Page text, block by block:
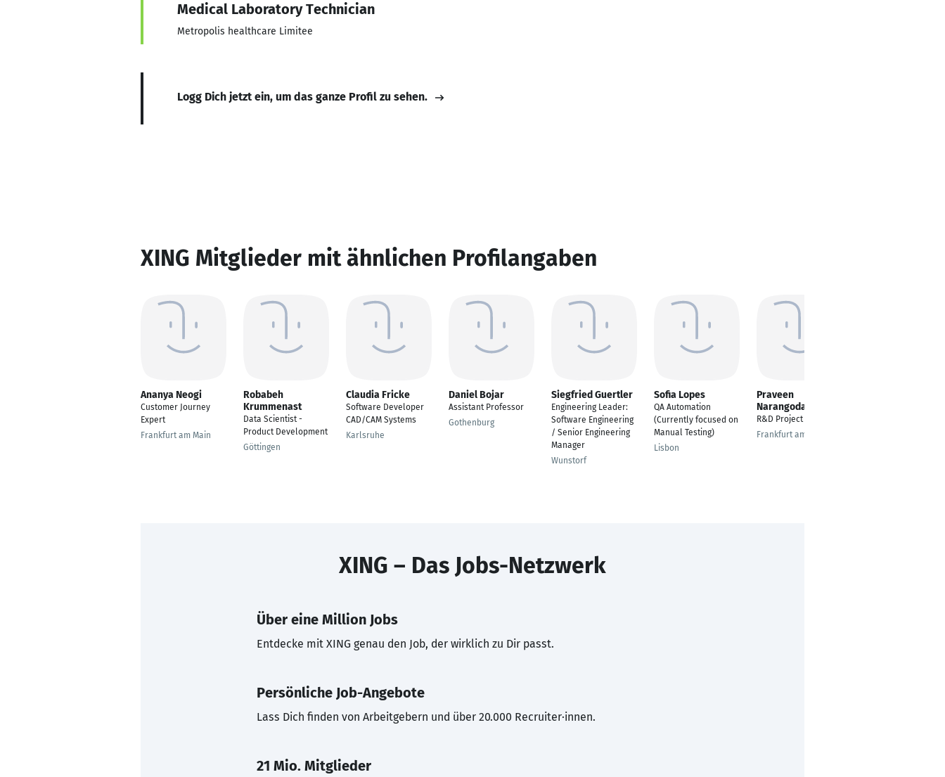
Medical Laboratory Technician
Metropolis healthcare Limitee
Logg Dich jetzt ein, um das ganze Profil zu sehen.
XING Mitglieder mit ähnlichen Profilangaben
Ananya Neogi
Customer Journey
Expert
Frankfurt am Main
Robabeh
Krummenast
Data Scientist -
Product Development
Göttingen
Claudia Fricke
Software Developer
CAD/CAM Systems
Karlsruhe
Daniel Bojar
Assistant Professor
Gothenburg
Siegfried Guertler
Engineering Leader:
Software Engineering
/ Senior Engineering
Manager
Wunstorf
Sofia Lopes
QA Automation
(Currently focused on
Manual Testing)
Lisbon
Praveen
Narangoda
R&D Project Leader
Frankfurt am Main
XING – Das Jobs-Netzwerk
Über eine Million Jobs
Entdecke mit XING genau den Job, der wirklich zu Dir passt.
Persönliche Job-Angebote
Lass Dich finden von Arbeitgebern und über 20.000 Recruiter·innen.
21 Mio. Mitglieder